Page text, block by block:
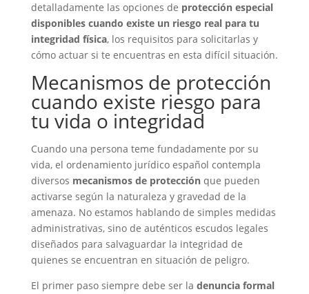
detalladamente las opciones de protección especial
disponibles cuando existe un riesgo real para tu
integridad física, los requisitos para solicitarlas y
cómo actuar si te encuentras en esta difícil situación.
Mecanismos de protección
cuando existe riesgo para
tu vida o integridad
Cuando una persona teme fundadamente por su
vida, el ordenamiento jurídico español contempla
diversos mecanismos de protecciónque pueden
activarse según la naturaleza y gravedad de la
amenaza. No estamos hablando de simples medidas
administrativas, sino de auténticos escudos legales
diseñados para salvaguardar la integridad de
quienes se encuentran en situación de peligro.
El primer paso siempre debe ser la denuncia formal